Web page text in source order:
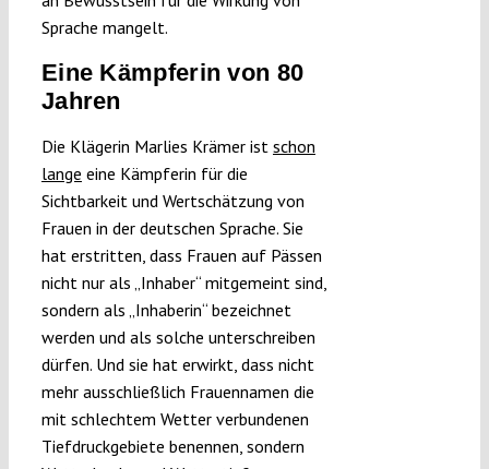
Sprache mangelt.
Eine Kämpferin von 80
Jahren
Die Klägerin Marlies Krämer ist schon
lange eine Kämpferin für die
Sichtbarkeit und Wertschätzung von
Frauen in der deutschen Sprache. Sie
hat erstritten, dass Frauen auf Pässen
nicht nur als „Inhaber“ mitgemeint sind,
sondern als „Inhaberin“ bezeichnet
werden und als solche unterschreiben
dürfen. Und sie hat erwirkt, dass nicht
mehr ausschließlich Frauennamen die
mit schlechtem Wetter verbundenen
Tiefdruckgebiete benennen, sondern